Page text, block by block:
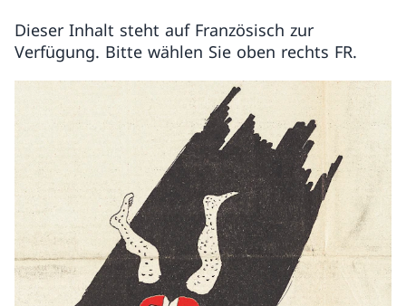
Dieser Inhalt steht auf Französisch zur
Verfügung. Bitte wählen Sie oben rechts FR.